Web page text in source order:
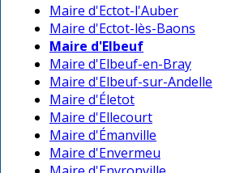
Maire d'Ectot-l'Auber
Maire d'Ectot-lès-Baons
Maire d'Elbeuf
Maire d'Elbeuf-en-Bray
Maire d'Elbeuf-sur-Andelle
Maire d'Életot
Maire d'Ellecourt
Maire d'Émanville
Maire d'Envermeu